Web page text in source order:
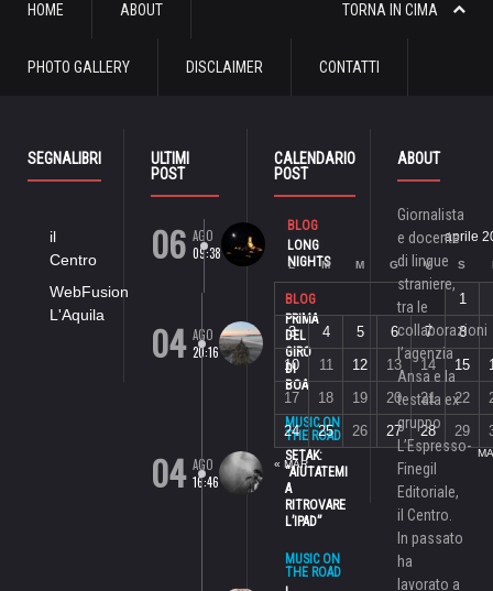
TORNA IN CIMA
HOME ABOUT
PHOTO GALLERY DISCLAIMER CONTATTI
SEGNALIBRI
il
Centro
WebFusion
L'Aquila
ULTIMI
POST
06 AGO
09:38
BLOG
LONG
NIGHTS
04 AGO
20:16
BLOG
PRIMA
DEL
GIRO
DI
BOA
04 AGO
16:46
MUSIC ON
THE ROAD
SETAK:
“AIUTATEMI
A
RITROVARE
L’IPAD”
MUSIC ON
THE ROAD
CALENDARIO
POST
aprile
L M M G V S
« MAR
1
3
4 5 6 7 8
10
11 12 13 14 15
17
18 19 20 21 22
24
25 26 27 28 29
ABOUT
Giornalista
e docente
di lingue
straniere,
tra le
collaborazioni
l’agenzia
Ansa e la
testata ex
gruppo
L’Espresso-
Finegil
Editoriale,
il Centro.
In passato
ha
lavorato a